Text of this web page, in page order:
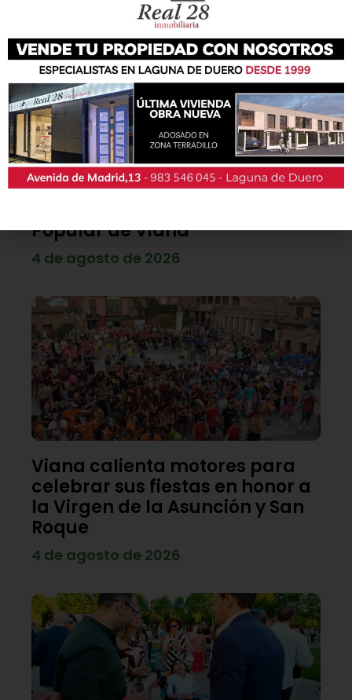
Diego Díez y Blanca Castaño se
Popular de Viana
4 de agosto de 2026
Viana calienta motores para
celebrar sus fiestas en honor a
la Virgen de la Asunción y San
Roque
4 de agosto de 2026